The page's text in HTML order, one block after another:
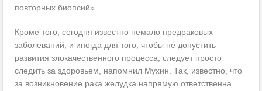
повторных биопсий».
Кроме того, сегодня известно немало предраковых
заболеваний, и иногда для того, чтобы не допустить
развития злокачественного процесса, следует просто
следить за здоровьем, напомнил Мухин. Так, известно, что
за возникновение рака желудка напрямую ответственна